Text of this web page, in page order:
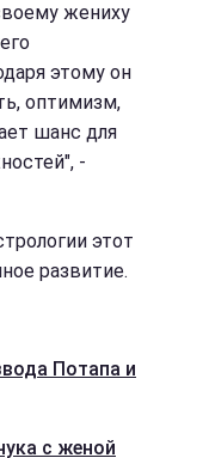
жениху
этому он
оптимизм,
шанс для
-
этот
развитие.
Потапа и
с женой